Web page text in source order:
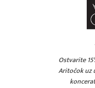
Ostvarite
Aritočok uz